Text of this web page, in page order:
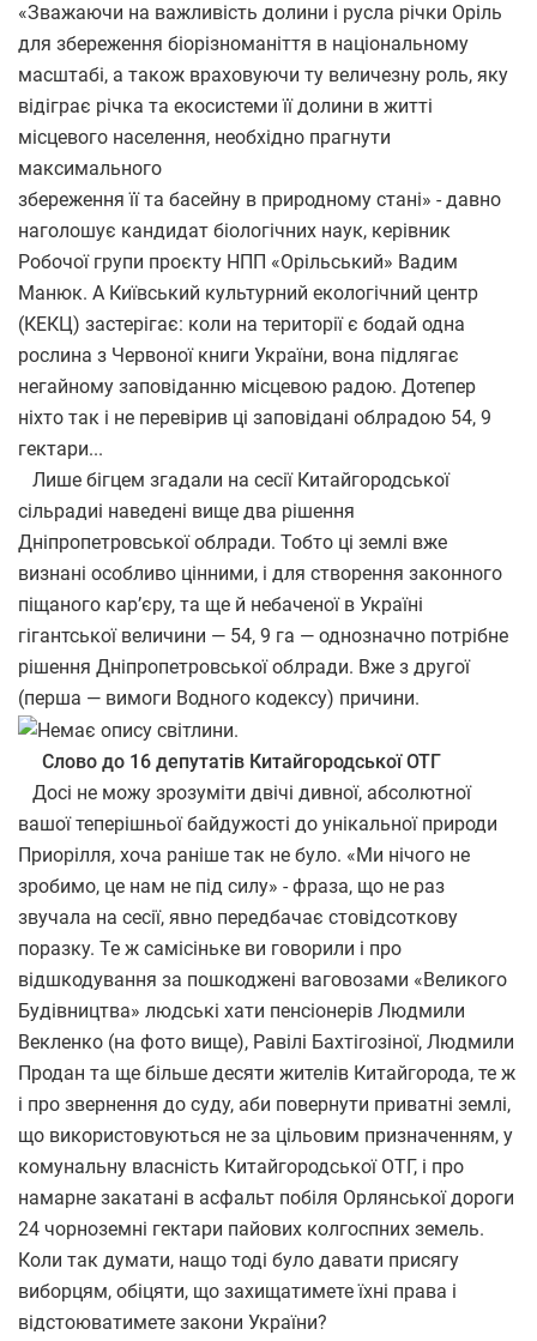
«Зважаючи на важливість долини і русла річки Оріль
для збереження біорізноманіття в національному
масштабі, а також враховуючи ту величезну роль, яку
відіграє річка та екосистеми її долини в житті
місцевого населення, необхідно прагнути
максимального
збереження її та басейну в природному стані» - давно
наголошує кандидат біологічних наук, керівник
Робочої групи проєкту НПП «Орільський» Вадим
Манюк. А Київський культурний екологічний центр
(КЕКЦ) застерігає: коли на території є бодай одна
рослина з Червоної книги України, вона підлягає
негайному заповіданню місцевою радою. Дотепер
ніхто так і не перевірив ці заповідані облрадою 54, 9
гектари...
Лише бігцем згадали на сесії Китайгородської
сільрадиі наведені вище два рішення
Дніпропетровської облради. Тобто ці землі вже
визнані особливо цінними, і для створення законного
піщаного кар’єру, та ще й небаченої в Україні
гігантської величини — 54, 9 га — однозначно потрібне
рішення Дніпропетровської облради. Вже з другої
(перша — вимоги Водного кодексу) причини.
Слово до 16 депутатів Китайгородської ОТГ
Досі не можу зрозуміти двічі дивної, абсолютної
вашої теперішньої байдужості до унікальної природи
Приорілля, хоча раніше так не було. «Ми нічого не
зробимо, це нам не під силу» - фраза, що не раз
звучала на сесії, явно передбачає стовідсоткову
поразку. Те ж самісіньке ви говорили і про
відшкодування за пошкоджені ваговозами «Великого
Будівництва» людські хати пенсіонерів Людмили
Векленко (на фото вище), Равілі Бахтігозіної, Людмили
Продан та ще більше десяти жителів Китайгорода, те ж
і про звернення до суду, аби повернути приватні землі,
що використовуються не за цільовим призначенням, у
комунальну власність Китайгородської ОТГ, і про
намарне закатані в асфальт побіля Орлянської дороги
24 чорноземні гектари пайових колгоспних земель.
Коли так думати, нащо тоді було давати присягу
виборцям, обіцяти, що захищатимете їхні права і
відстоюватимете закони України?